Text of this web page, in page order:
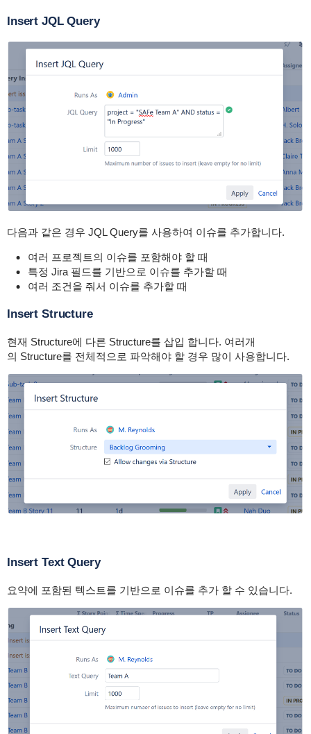
Insert JQL Query
다음과 같은 경우 JQL Query를 사용하여 이슈를 추가합니다.
여러 프로젝트의 이슈를 포함해야 할 때
특정 Jira 필드를 기반으로 이슈를 추가할 때
여러 조건을 줘서 이슈를 추가할 때
Insert Structure
현재 Structure에 다른 Structure를 삽입 합니다. 여러개
의 Structure를 전체적으로 파악해야 할 경우 많이 사용합니다.
Insert Text Query
요약에 포함된 텍스트를 기반으로 이슈를 추가 할 수 있습니다.